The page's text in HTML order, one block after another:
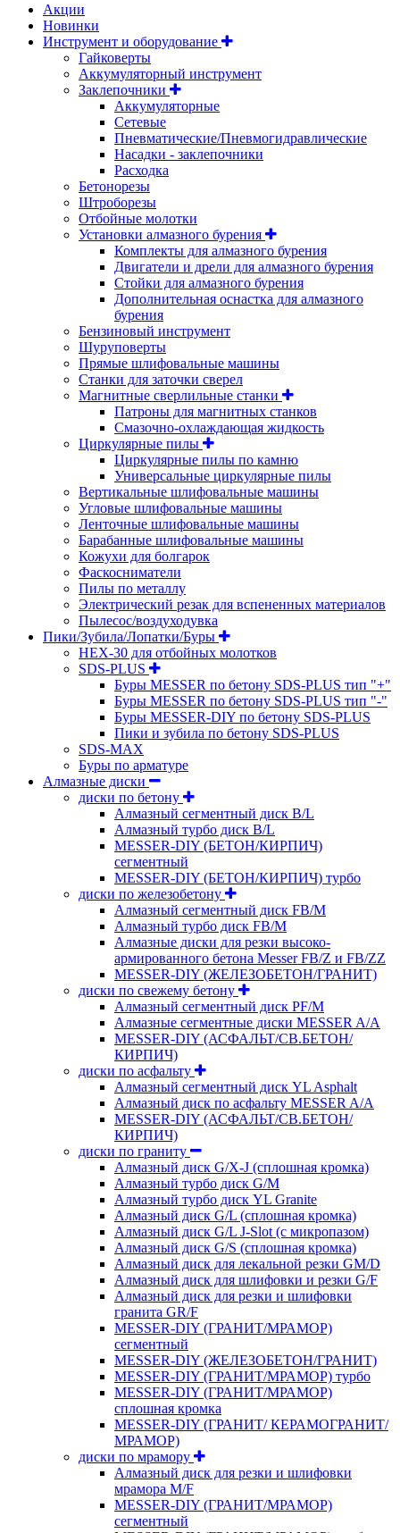
Акции
Новинки
Инструмент и оборудование
Гайковерты
Аккумуляторный инструмент
Заклепочники
Аккумуляторные
Сетевые
Пневматические/Пневмогидравлические
Насадки - заклепочники
Расходка
Бетонорезы
Штроборезы
Отбойные молотки
Установки алмазного бурения
Комплекты для алмазного бурения
Двигатели и дрели для алмазного бурения
Стойки для алмазного бурения
Дополнительная оснастка для алмазного
бурения
Бензиновый инструмент
Шуруповерты
Прямые шлифовальные машины
Станки для заточки сверел
Магнитные сверлильные станки
Патроны для магнитных станков
Смазочно-охлаждающая жидкость
Циркулярные пилы
Циркулярные пилы по камню
Универсальные циркулярные пилы
Вертикальные шлифовальные машины
Угловые шлифовальные машины
Ленточные шлифовальные машины
Барабанные шлифовальные машины
Кожухи для болгарок
Фаскосниматели
Пилы по металлу
Электрический резак для вспененных материалов
Пылесос/воздуходувка
Пики/Зубила/Лопатки/Буры
HEX-30 для отбойных молотков
SDS-PLUS
Буры MESSER по бетону SDS-PLUS тип "+"
Буры MESSER по бетону SDS-PLUS тип "-"
Буры MESSER-DIY по бетону SDS-PLUS
Пики и зубила по бетону SDS-PLUS
SDS-MAX
Буры по арматуре
Алмазные диски
диски по бетону
Алмазный сегментный диск B/L
Алмазный турбо диск B/L
MESSER-DIY (БЕТОН/КИРПИЧ)
сегментный
MESSER-DIY (БЕТОН/КИРПИЧ) турбо
диски по железобетону
Алмазный сегментный диск FB/M
Алмазный турбо диск FB/M
Алмазные диски для резки высоко-
армированного бетона Messer FB/Z и FB/ZZ
MESSER-DIY (ЖЕЛЕЗОБЕТОН/ГРАНИТ)
диски по свежему бетону
Алмазный сегментный диск PF/M
Алмазные сегментные диски MESSER A/A
MESSER-DIY (АСФАЛЬТ/СВ.БЕТОН/
КИРПИЧ)
диски по асфальту
Алмазный сегментный диск YL Asphalt
Алмазный диск по асфальту MESSER A/A
MESSER-DIY (АСФАЛЬТ/СВ.БЕТОН/
КИРПИЧ)
диски по граниту
Алмазный диск G/X-J (сплошная кромка)
Алмазный турбо диск G/M
Алмазный турбо диск YL Granite
Алмазный диск G/L (сплошная кромка)
Алмазный диск G/L J-Slot (с микропазом)
Алмазный диск G/S (сплошная кромка)
Алмазный диск для лекальной резки GM/D
Алмазный диск для шлифовки и резки G/F
Алмазный диск для резки и шлифовки
гранита GR/F
MESSER-DIY (ГРАНИТ/МРАМОР)
сегментный
MESSER-DIY (ЖЕЛЕЗОБЕТОН/ГРАНИТ)
MESSER-DIY (ГРАНИТ/МРАМОР) турбо
MESSER-DIY (ГРАНИТ/МРАМОР)
сплошная кромка
MESSER-DIY (ГРАНИТ/ КЕРАМОГРАНИТ/
МРАМОР)
диски по мрамору
Алмазный диск для резки и шлифовки
мрамора M/F
MESSER-DIY (ГРАНИТ/МРАМОР)
сегментный